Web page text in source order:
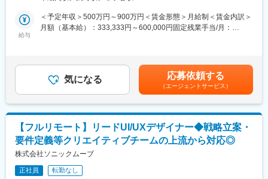
理念に掲げ、医師専用のWebサービスやアプリを展開していま
す。
同士がつながり、日々の臨床現場での疑問や知見を共有できる“オ
ンライン医局”として多くの医師に活用されています。
コミュニティを通じて、医師は他の専門領域の知見を得たり、診
療の選択肢を広げたりすることができ、結果的に患者さんにより
良い医療を届けることにつながっています。単なる情報共有にと
どまらず、医師同士の相互支援を通じて臨床力とモチベーション
を高める仕組みを提供している点が、当社サービスの大きな強み
となっています。
「資産運用が誰にとっても身近なものになる」ことを目指す、オ
ンライン証券のスタートアップ企業です。
・Web／iOS／Androidアプリ含む、自社サービス・プロダクト全
般におけるコンテンツクリエイティブの制作
・画面レイアウト、画像制作、アイコン・バナー・ヘッダー制
金融？投資？むずかしそう…。と思って敬遠しないでください。
誰もが資産運用を簡単に行えるサービスをデザインするために
は、むしろその感覚を活かせます。社内での事業・組織に関する
各種プロジェクトへご参画いただき、デザインの企画から始ま
り、コンセプトやユーザー体験等の設計をご担当いただきます。
またデザインに関する各種コンテンツクリエイティブの制作にも
給与
＜予定年収＞500万円～900万円＜賃金形態＞月給制＜賃金内訳＞
月額（基本給）：333,333円～600,000円固定残業手当/月：
スキル・経験・能力に応じて決定しますストックオプション有賃
金はあくまでも目安の金額であり、選考を通じて上下する可能性
があります。月給(月額)は固定手当を含めた表記です。
気になる 応募依頼する
（エージェントサービス）
【フルリモート】リードUI/UXデザイナー◆戦略立案・
要件定義等クリエイティブチームの上流から対応◎
株式会社ソニックムーブ
正社員 転勤なし